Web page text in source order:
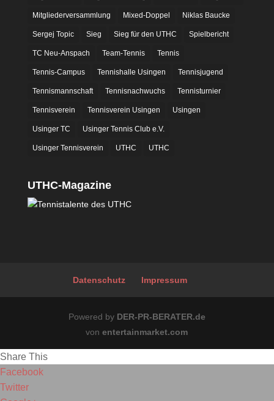
Mitgliederversammlung Mixed-Doppel Niklas Baucke
Sergej Topic Sieg Sieg für den UTHC Spielbericht
TC Neu-Anspach Team-Tennis Tennis
Tennis-Campus Tennishalle Usingen Tennisjugend
Tennismannschaft Tennisnachwuchs Tennisturnier
Tennisverein Tennisverein Usingen Usingen
Usinger TC Usinger Tennis Club e.V.
Usinger Tennisverein UTHC UTHC
UTHC-Magazine
Datenschutz Impressum
Powered by DER-PR-BERATER.de
vonentertainmarket.com
Share This
Facebook
Twitter